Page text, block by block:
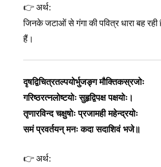
👉 अर्थ:
जिनके जटाओं से गंगा की पवित्र धारा बह
हैं।
दृषद्विचित्रतल्पयोर्भुजङ्ग मौक्तिकस्रजोः
गरिष्ठरत्नलोष्टयोः सुहृद्विपक्ष पक्षयोः।
तृणारविन्द चक्षुषोः प्रजामही महेन्द्रयोः
समं प्रवर्तयन् मनः कदा सदाशिवं भजे॥
👉 अर्थ: